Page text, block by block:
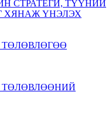
СТРАТЕГИ, ТҮҮНИЙ
ХЯНАЖ ҮНЭЛЭХ